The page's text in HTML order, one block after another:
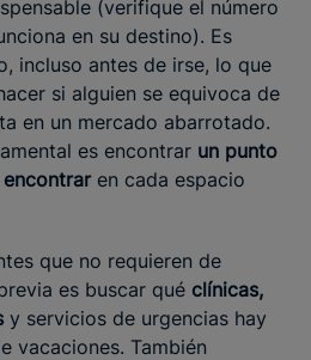
(verifique el número
en su destino). Es
incluso antes de irse, lo que
si alguien se equivoca de
en un mercado abarrotado.
es encontrar un punto
en cada espacio
que no requieren de
es buscar qué clínicas,
y servicios de urgencias hay
vacaciones. También